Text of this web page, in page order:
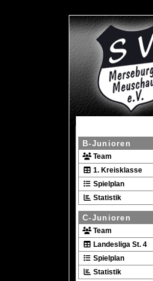
B-Junioren
Team
1. Kreisklasse
Spielplan
Statistik
C-Junioren
Team
Landesliga St. 4
Spielplan
Statistik